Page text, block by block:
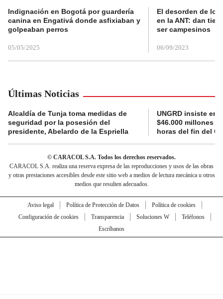
Indignación en Bogotá por guardería
canina en Engativá donde asfixiaban y
golpeaban perros
05/05/2025
El desorden de
en la ANT: dan
ser campesinos
06/09/2023
Últimas Noticias
Alcaldía de Tunja toma medidas de
seguridad por la posesión del
presidente, Abelardo de la Espriella
UNGRD insiste en
$46.000 millones
horas del fin del
© CARACOL S.A. Todos los derechos reservados.
CARACOL S.A. realiza una reserva expresa de las reproducciones y usos de las obras
y otras prestaciones accesibles desde este sitio web a medios de lectura mecánica u otros
medios que resulten adecuados.
Aviso legal Política de Protección de Datos
Política de cookies
Configuración de cookies
Transparencia Soluciones W
Teléfonos
Escríbanos